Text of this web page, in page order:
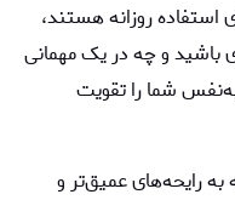
روزانه هستند،
باشید و چه در یک مهمانی
شما را تقویت
رایحه‌های عمیق‌تر و